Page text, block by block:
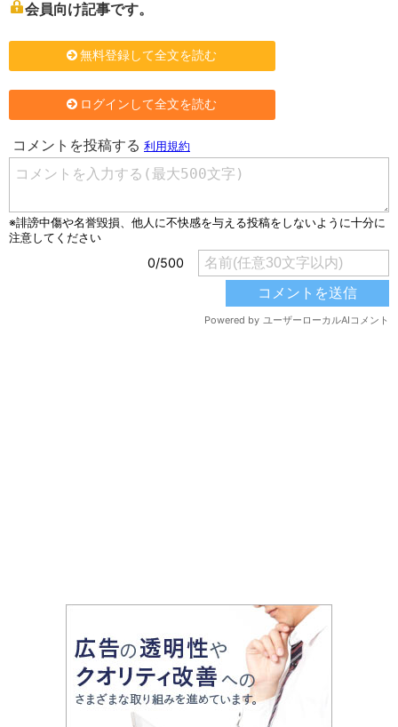
会員向け記事です。
無料登録して全文を読む
ログインして全文を読む